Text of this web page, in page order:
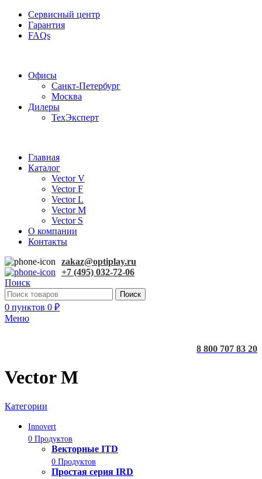
Сервисный центр
Гарантия
FAQs
Офисы
Санкт-Петербург
Москва
Дилеры
ТехЭксперт
Главная
Каталог
Vector V
Vector F
Vector L
Vector M
Vector S
О компании
Контакты
zakaz@optiplay.ru
+7 (495) 032-72-06
Поиск
Поиск
0 пунктов 0 ₽
Меню
8 800 707 83 20
Vector M
Категории
Innovert
0 Продуктов
Векторные ITD
0 Продуктов
Простая серия IRD